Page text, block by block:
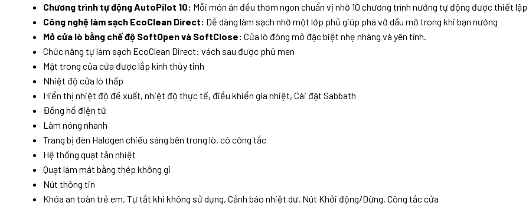
Chương trình tự động AutoPilot 10: Mỗi món ăn đều thơm ngon chuẩn vị nhờ 10 chương trình nướng tự động được thiết lập
Công nghệ làm sạch EcoClean Direct: Dễ dàng làm sạch nhờ một lớp phủ giúp phá vỡ dầu mỡ trong khi bạn nướng
Mở cửa lò bằng chế độ SoftOpen và SoftClose: Cửa lò đóng mở đặc biệt nhẹ nhàng và yên tĩnh.
Chức năng tự làm sạch EcoClean Direct: vách sau được phủ men
Mặt trong của cửa được lắp kính thủy tinh
Nhiệt độ cửa lò thấp
Hiển thị nhiệt độ đề xuất, nhiệt độ thực tế, điều khiển gia nhiệt, Cài đặt Sabbath
Đồng hồ điện tử
Làm nóng nhanh
Trang bị đèn Halogen chiếu sáng bên trong lò, có công tắc
Hệ thống quạt tản nhiệt
Quạt làm mát bằng thép không gỉ
Nút thông tin
Khóa an toàn trẻ em, Tự tắt khi không sử dụng, Cảnh báo nhiệt dư, Nút Khởi động/Dừng, Công tắc cửa